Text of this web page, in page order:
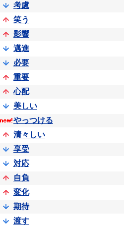
考慮
笑う
影響
邁進
必要
重要
心配
美しい
やっつける
清々しい
享受
対応
自負
変化
期待
渡す